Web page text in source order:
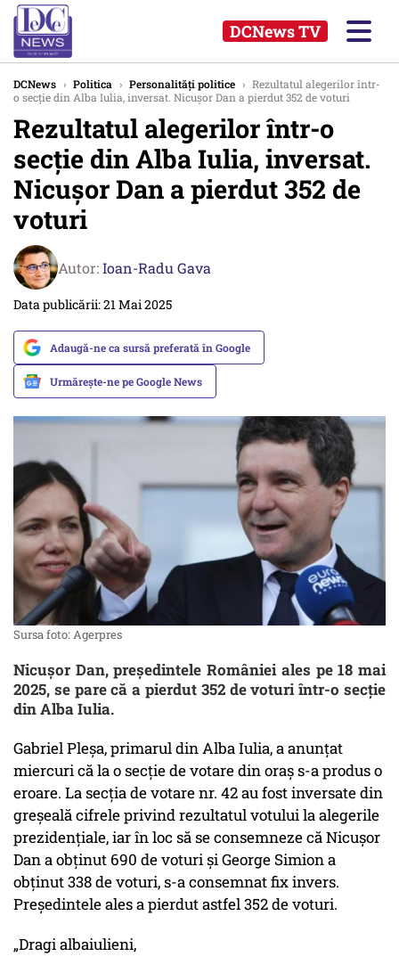
DCNews TV
DCNews › Politica › Personalități politice › Rezultatul alegerilor într-
o secție din Alba Iulia, inversat. Nicușor Dan a pierdut 352 de voturi
Rezultatul alegerilor într-o
secție din Alba Iulia, inversat.
Nicușor Dan a pierdut 352 de
voturi
Autor:Ioan-Radu Gava
Data publicării: 21 Mai 2025
Adaugă-ne ca sursă preferată în Google
Urmărește-ne pe Google News
Sursa foto: Agerpres
Nicușor Dan, președintele României ales pe 18 mai
2025, se pare că a pierdut 352 de voturi într-o secție
din Alba Iulia.
Gabriel Pleșa, primarul din Alba Iulia, a anunțat
miercuri că la o secție de votare din oraș s-a produs o
eroare. La secția de votare nr. 42 au fost inversate din
greșeală cifrele privind rezultatul votului la alegerile
prezidențiale, iar în loc să se consemneze că Nicușor
Dan a obținut 690 de voturi și George Simion a
obținut 338 de voturi, s-a consemnat fix invers.
Președintele ales a pierdut astfel 352 de voturi.
„Dragi albaiulieni,